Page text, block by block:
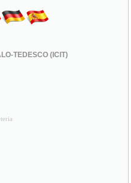
TEDESCO (ICIT)